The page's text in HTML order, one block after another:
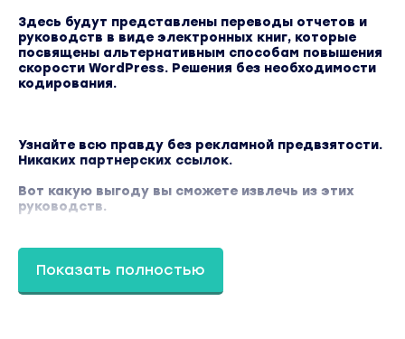
Здесь будут представлены переводы отчетов и
руководств в виде электронных книг, которые
посвящены альтернативным способам повышения
скорости WordPress. Решения без необходимости
кодирования.
Узнайте всю правду без рекламной предвзятости.
Никаких партнерских ссылок.
Вот какую выгоду вы сможете извлечь из этих
руководств.
Изучите нетрадиционные обходные пути для
Показать полностью